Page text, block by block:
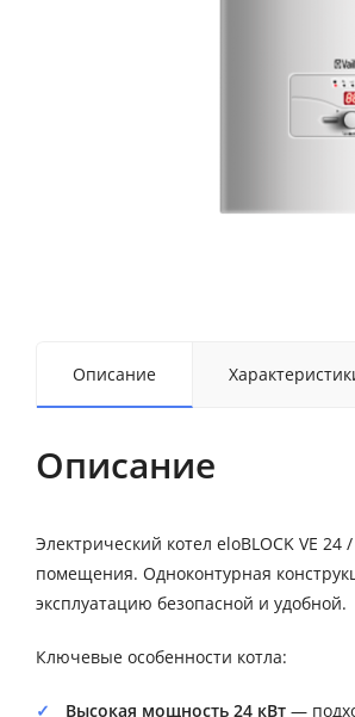
Описание
Описание
Электрический котел eloBLOCK VE
помещения. Одноконтурная
эксплуатацию безопасной и удобной.
Ключевые особенности котла:
Высокая мощность 24 кВт —